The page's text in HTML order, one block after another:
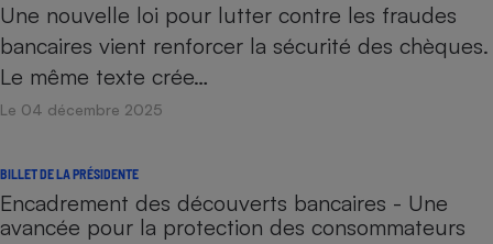
Une nouvelle loi pour lutter contre les fraudes
bancaires vient renforcer la sécurité des chèques.
Le même texte crée…
Le 04 décembre 2025
BILLET DE LA PRÉSIDENTE
Encadrement des découverts bancaires - Une
avancée pour la protection des consommateurs